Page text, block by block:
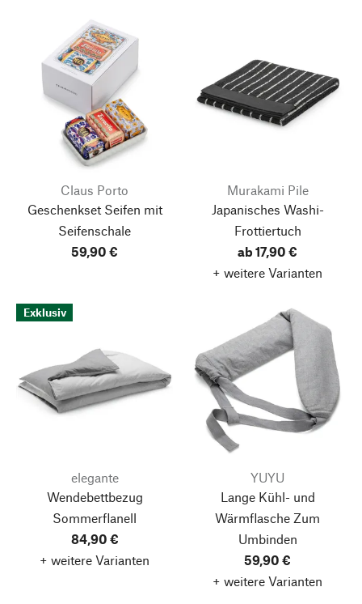
Claus Porto
Geschenkset Seifen mit
Seifenschale
59,90 €
Murakami Pile
Japanisches Washi-
Frottiertuch
ab 17,90 €
+ weitere Varianten
Exklusiv
elegante
Wendebettbezug
Sommerflanell
84,90 €
+ weitere Varianten
YUYU
Lange Kühl- und
Wärmflasche Zum
Umbinden
59,90 €
+ weitere Varianten